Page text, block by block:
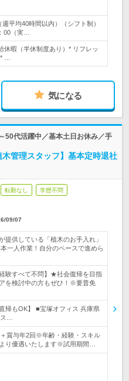
平均40時間以内）（シフト制）
00（実…
休暇（半休制度あり）* リフレッ
…
気になる
50代活躍中／基本土日お休み／手
管理スタッフ】基本定時退社
転勤なし 学歴不問
09/07
供している「植木のお手入れ」
一人作業！自分のペースで進めら
験すべて不問】★社会復帰を目指
を検討中の方もぜひ！※要普免
帰もOK】 ■宝塚オフィス 兵庫県
…
賞与年2回※年齢・経験・スキル
り優遇いたします※試用期間…